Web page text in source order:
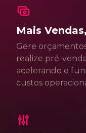
Mais
Gere
realize pré-
acelerando o
custos